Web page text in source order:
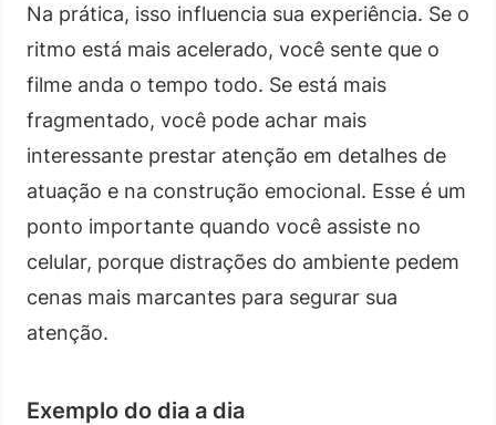
Na prática, isso influencia sua experiência. Se o
ritmo está mais acelerado, você sente que o
filme anda o tempo todo. Se está mais
fragmentado, você pode achar mais
interessante prestar atenção em detalhes de
atuação e na construção emocional. Esse é um
ponto importante quando você assiste no
celular, porque distrações do ambiente pedem
cenas mais marcantes para segurar sua
atenção.
Exemplo do dia a dia